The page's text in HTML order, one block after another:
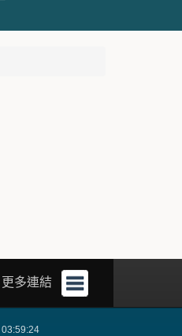
更多連結